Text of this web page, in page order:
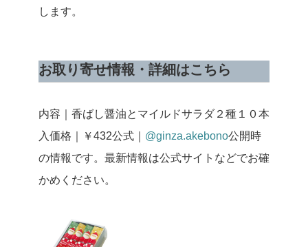
します。
お取り寄せ情報・詳細はこちら
内容｜香ばし醤油とマイルドサラダ２種１０本
入価格｜￥432公式｜ @ginza.akebono公開時
の情報です。最新情報は公式サイトなどでお確
かめください。